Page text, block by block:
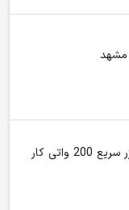
مشهد
طبق گزارشها Vivo روی شارژر سریع 200 واتی کار